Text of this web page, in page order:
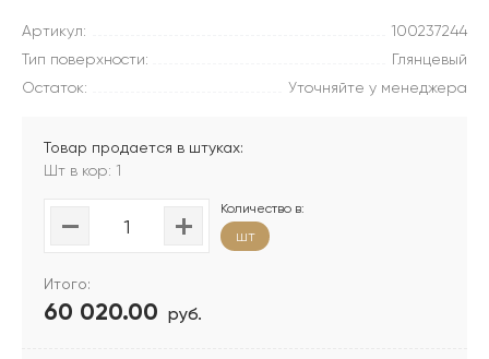
Артикул:
100237244
Тип поверхности:
Глянцевый
Остаток:
Уточняйте у менеджера
Товар продается в штуках:
Шт в кор: 1
Количество в:
шт
Итого:
60 020.00 руб.